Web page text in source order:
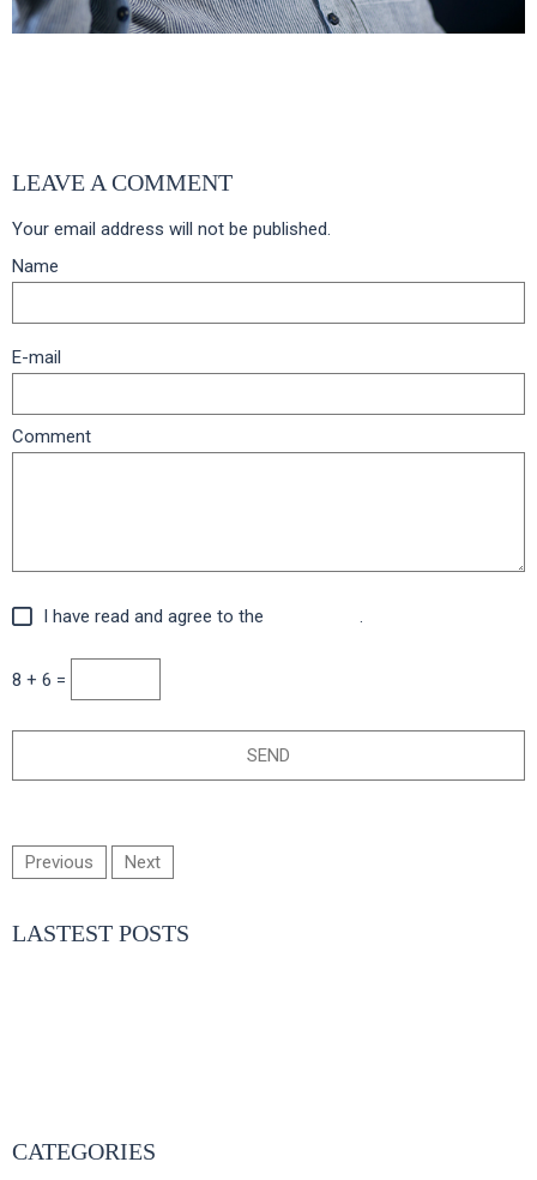
LEAVE A COMMENT
Your email address will not be published.
Name
E-mail
Comment
I have read and agree to the .
8 + 6 =
Previous Next
LASTEST POSTS
CATEGORIES